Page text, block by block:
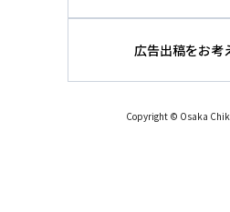
広告出稿をお考
Copyright © Osaka